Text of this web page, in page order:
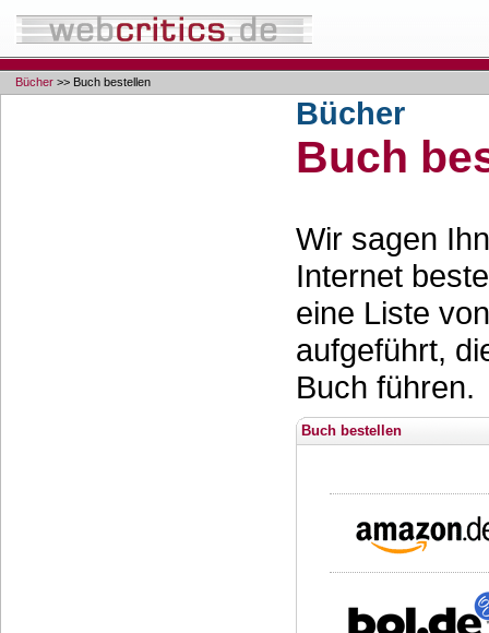
Bücher >> Buch bestellen
Bücher
Buch
Wir sagen
Internet
eine Liste
aufgeführt,
Buch führen.
Buch bestellen